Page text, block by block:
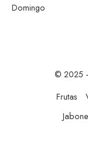
Domingo
© 2025
Frutas